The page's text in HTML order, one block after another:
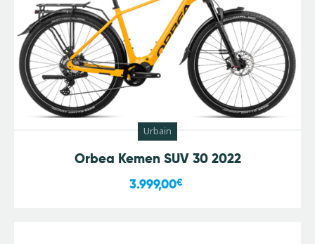
Urbain
Orbea Kemen SUV 30 2022
3.999,00€